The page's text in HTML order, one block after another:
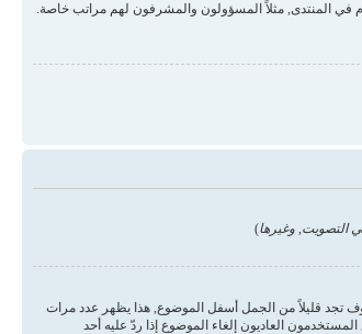
في المنتدى, مثلاً المسؤولون والمشرفون لهم مراتب خاصة.
التصويت, وغيرها)
تجد قليلاً من الجمل أسفل الموضوع, هذا يظهر عدد مرات
العاديون إلغاء الموضوع إذا ردّ عليه أحد